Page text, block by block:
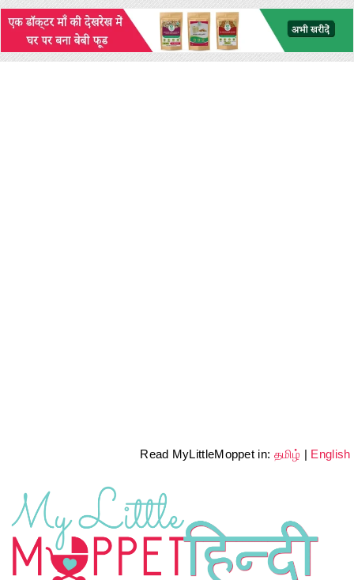
Read MyLittleMoppet in: தமிழ் | English